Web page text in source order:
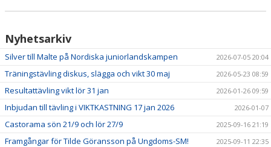
Nyhetsarkiv
Silver till Malte på Nordiska juniorlandskampen 2026-07-05 20:04
Träningstävling diskus, slägga och vikt 30 maj 2026-05-23 08:59
Resultattävling vikt lör 31 jan 2026-01-26 09:59
Inbjudan till tävling i VIKTKASTNING 17 jan 2026 2026-01-07
Castorama sön 21/9 och lör 27/9 2025-09-16 21:19
Framgångar för Tilde Göransson på Ungdoms-SM! 2025-09-11 22:35